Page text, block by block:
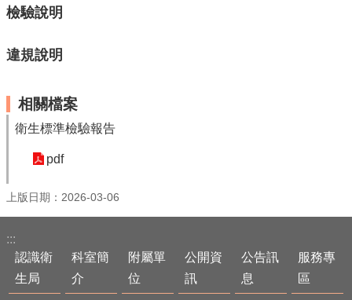
專
主
區
English
頁
站
導
覽
檢驗說明
違規說明
相關檔案
衛生標準檢驗報告
pdf
上版日期：2026-03-06
:::
認識衛
生局
科室簡
介
附屬單
位
公開資
訊
公告訊
息
服務專
區